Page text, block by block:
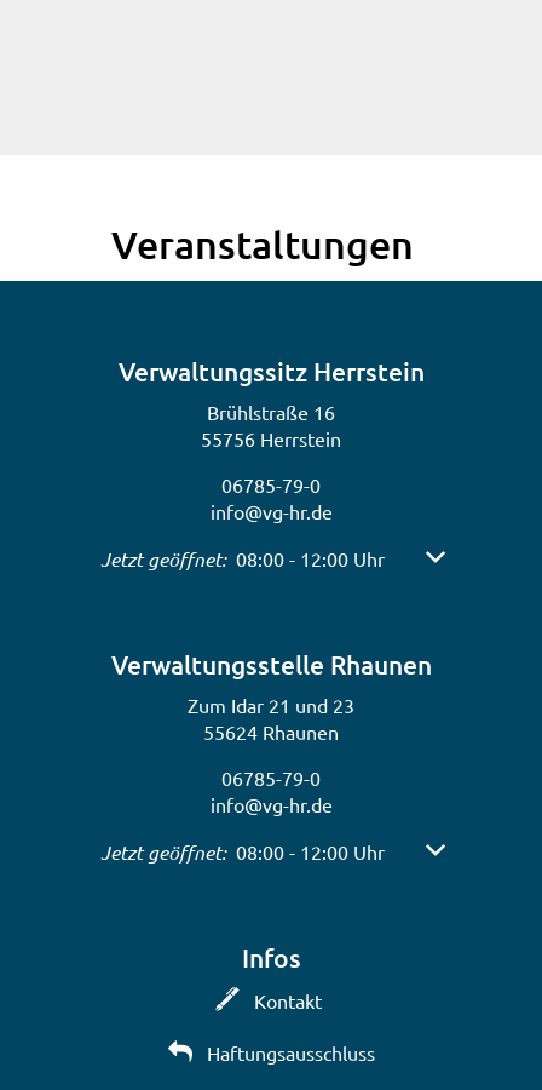
Veranstaltungen
Verwaltungssitz Herrstein
Brühlstraße 16
55756 Herrstein
06785-79-0
info@vg-hr.de
Klicken, um weitere Öffnungs- oder Schließzeiten
Jetzt geöffnet: 08:00 - 12:00 Uhr Von 08:00
Verwaltungsstelle Rhaunen
Zum Idar 21 und 23
55624 Rhaunen
06785-79-0
info@vg-hr.de
Klicken, um weitere Öffnungs- oder Schließzeiten
Jetzt geöffnet: 08:00 - 12:00 Uhr Von 08:00
Infos
Kontakt
Haftungsausschluss